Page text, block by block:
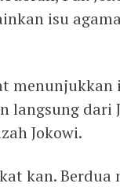
isu
menunjukkan
langsung dari
Jokowi.
kan. Berdua